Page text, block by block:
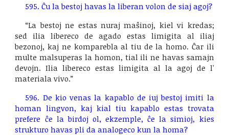
595. Ĉu la bestoj havas la liberan volon de siaj agoj?
“La bestoj ne estas nuraj maŝinoj, kiel vi kredas;
sed ilia libereco de agado estas limigita al iliaj
bezonoj, kaj ne komparebla al tiu de la homo. Ĉar ili
multe malsuperas la homon, tial ili ne havas samajn
devojn. Ilia libereco estas limigita al la agoj de l'
materiala vivo.”
596. De kio venas la kapablo de iuj bestoj imiti la
homan lingvon, kaj kial tiu kapablo estas trovata
prefere ĉe la birdoj ol, ekzemple, ĉe la simioj, kies
strukturo havas pli da analogeco kun la homa?